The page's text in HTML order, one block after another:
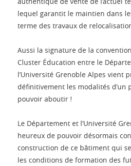
lequel garantit le maintien dans
terme des travaux de
Aussi la signature de la
Cluster Éducation entre le
l’Université Grenoble Alpes vient
définitivement les modalités d’un
pouvoir aboutir !
Le Département et l’Université
heureux de pouvoir désormais
construction de ce bâtiment qui
les conditions de formation des